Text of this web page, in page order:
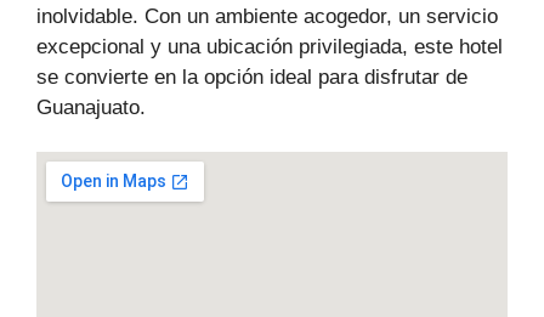
inolvidable. Con un ambiente acogedor, un servicio
excepcional y una ubicación privilegiada, este hotel
se convierte en la opción ideal para disfrutar de
Guanajuato.